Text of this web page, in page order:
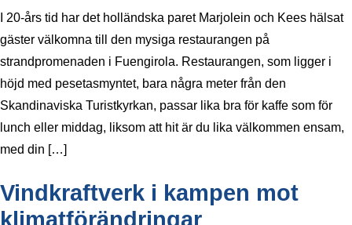
I 20-års tid har det holländska paret Marjolein och Kees hälsat
gäster välkomna till den mysiga restaurangen på
strandpromenaden i Fuengirola. Restaurangen, som ligger i
höjd med pesetasmyntet, bara några meter från den
Skandinaviska Turistkyrkan, passar lika bra för kaffe som för
lunch eller middag, liksom att hit är du lika välkommen ensam,
med din […]
Vindkraftverk i kampen mot
klimatförändringar